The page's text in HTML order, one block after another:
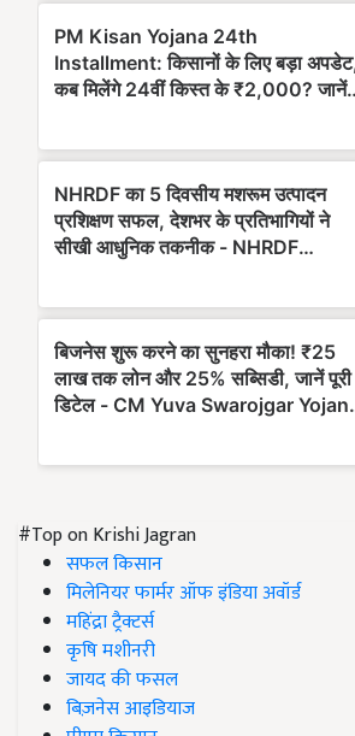
#Top on Krishi Jagran
सफल किसान
मिलेनियर फार्मर ऑफ इंडिया अवॉर्ड
महिंद्रा ट्रैक्टर्स
कृषि मशीनरी
जायद की फसल
बिज़नेस आइडियाज